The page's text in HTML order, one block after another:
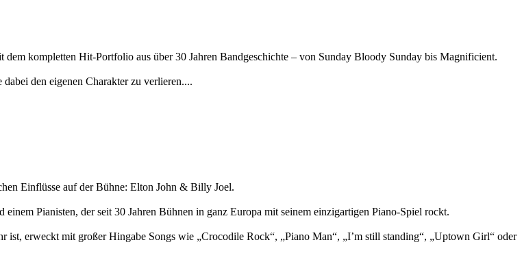
kompletten Hit-Portfolio aus über 30 Jahren Bandgeschichte – von Sunday Bloody Sunday bis Magnificient.
den eigenen Charakter zu verlieren....
Einflüsse auf der Bühne: Elton John & Billy Joel.
Pianisten, der seit 30 Jahren Bühnen in ganz Europa mit seinem einzigartigen Piano-Spiel rockt.
erweckt mit großer Hingabe Songs wie „Crocodile Rock“, „Piano Man“, „I’m still standing“, „Uptown Girl“ oder